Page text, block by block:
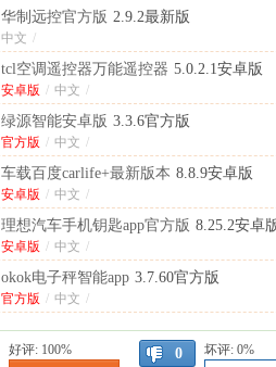
好评: 100% 0 坏评: 0%
华制远控官方版 2.9.2最新版
中文 /
tcl空调遥控器万能遥控器 5.0.2.1安卓版
安卓版 / 中文 /
绿源智能安卓版 3.3.6官方版
官方版 / 中文 /
车载百度carlife+最新版本 8.8.9安卓版
安卓版 / 中文 /
理想汽车手机钥匙app官方版 8.25.2安卓
安卓版 / 中文 /
okok电子秤智能app 3.7.60官方版
官方版 / 中文 /
叮叮智能最新app版本 1.6.4.9安卓版
安卓版 / 中文